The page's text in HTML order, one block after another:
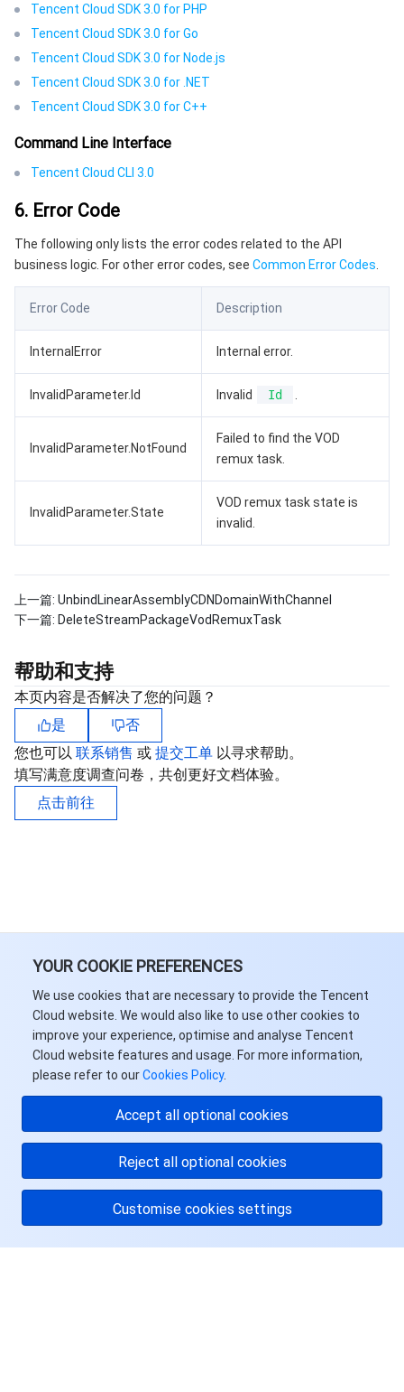
YOUR COOKIE PREFERENCES
We use cookies that are necessary to provide the Tencent
Cloud website. We would also like to use other cookies to
improve your experience, optimise and analyse Tencent
Cloud website features and usage. For more information,
please refer to ourCookies Policy.
Accept all optional cookies
Reject all optional cookies
Customise cookies settings
配置审计
集团账号管理
控制中心
身份识别平台
地域管理系统
配额中心
资源中心
Prometheus 监控服务
Grafana 可视化服务
事件总线
腾讯云健康看板
云压测
腾讯专有云PaaS平台 TCS
TDSQL
其他文档
渠道合作伙伴
账号相关
消息中心
费用中心
认证信息
政策与规范
第三方
合作伙伴支持计划
大数据
大数据处理套件 TBDS
操作系统
TencentOS Server
Tencent Cloud SDK 3.0 for PHP
Tencent Cloud SDK 3.0 for Go
Tencent Cloud SDK 3.0 for Node.js
Tencent Cloud SDK 3.0 for .NET
Tencent Cloud SDK 3.0 for C++
Command Line Interface
Tencent Cloud CLI 3.0
6. Error Code
The following only lists the error codes related to the API
business logic. For other error codes, see Common Error Codes
Error Code Description
InternalError Internal error.
InvalidParameter.Id Invalid Id
InvalidParameter.NotFound
Failed to find the VOD
remux task.
InvalidParameter.State
VOD remux task state is
invalid.
上一篇: UnbindLinearAssemblyCDNDomainWithChannel
下一篇: DeleteStreamPackageVodRemuxTask
帮助和支持
本页内容是否解决了您的问题？
是
否
您也可以 联系销售 或 提交工单 以寻求帮助。
填写满意度调查问卷，共创更好文档体验。
点击前往